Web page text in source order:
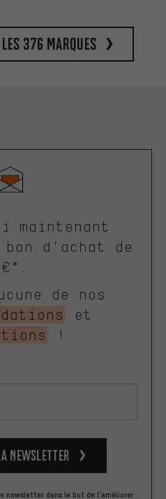
376 marques
maintenant
d'achat de
de nos
et
!
la newsletter
newsletter dans le but de l'améliorer